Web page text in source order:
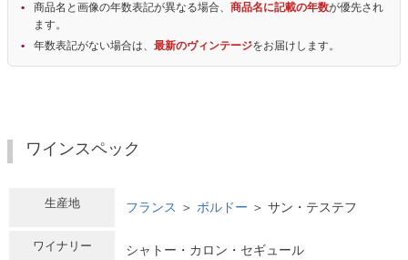
商品名と画像の年数表記が異なる場合、 商品名に記載の年数が優先され
ます。
年数表記がない場合は、 最新のヴィンテージをお届けします。
ワインスペック
生産地 フランス ＞ ボルドー ＞ サン・テステフ
ワイナリー シャトー・カロン・セギュール